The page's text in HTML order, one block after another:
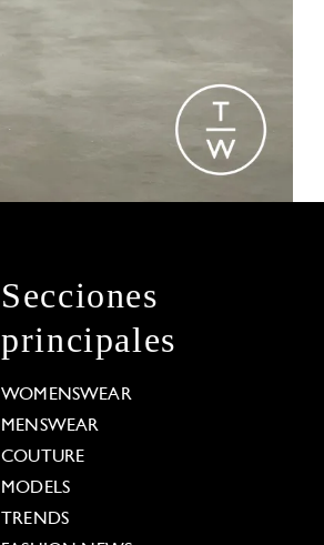
Secciones
principales
WOMENSWEAR
MENSWEAR
COUTURE
MODELS
TRENDS